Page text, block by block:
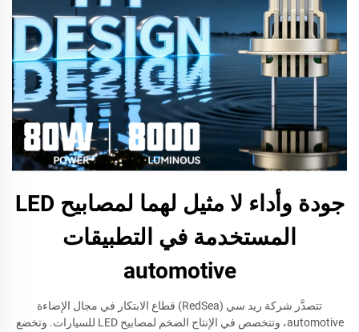
جودة وأداء لا مثيل لهما لمصابيح LED
المستخدمة في التطبيقات
automotive
تتصدَّر شركة ريد سي (RedSea) قطاع الابتكار في مجال الإضاءة
automotive، وتتخصص في الإنتاج الضخم لمصابيح LED للسيارات. وتخضع